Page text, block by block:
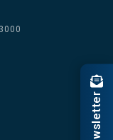
Newsletter